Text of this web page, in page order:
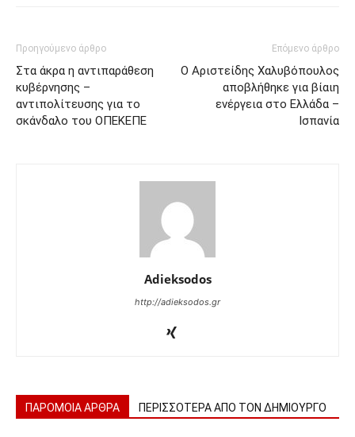
Προηγούμενο άρθρο
Στα άκρα η αντιπαράθεση
κυβέρνησης –
αντιπολίτευσης για το
σκάνδαλο του ΟΠΕΚΕΠΕ
Επόμενο άρθρο
Ο Αριστείδης Χαλυβόπουλος
αποβλήθηκε για βίαιη
ενέργεια στο Ελλάδα –
Ισπανία
Adieksodos
http://adieksodos.gr
ΠΑΡΟΜΟΙΑ ΑΡΘΡΑ ΠΕΡΙΣΣΟΤΕΡΑ ΑΠΟ ΤΟΝ ΔΗΜΙΟΥΡΓΟ